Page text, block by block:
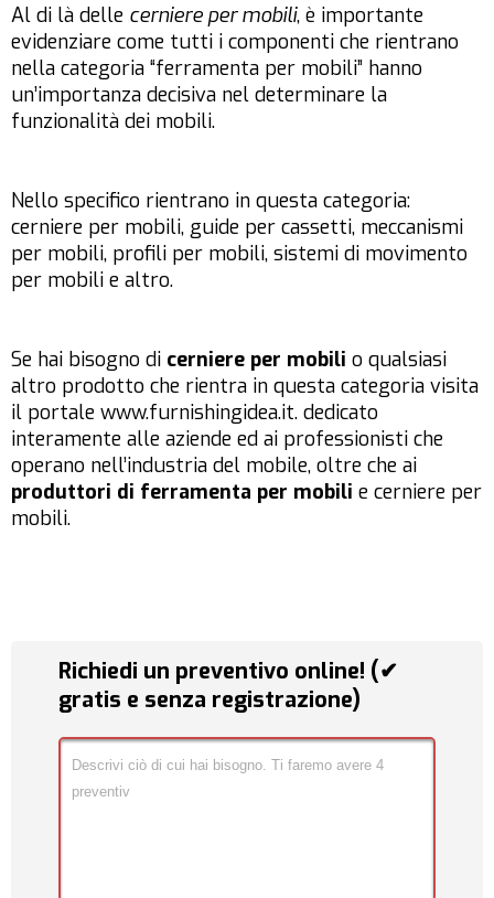
Al di là delle cerniere per mobili, è importante
evidenziare come tutti i componenti che rientrano
nella categoria “ferramenta per mobili” hanno
un’importanza decisiva nel determinare la
funzionalità dei mobili.
Nello specifico rientrano in questa categoria:
cerniere per mobili, guide per cassetti, meccanismi
per mobili, profili per mobili, sistemi di movimento
per mobili e altro.
Se hai bisogno di cerniere per mobili o qualsiasi
altro prodotto che rientra in questa categoria visita
il portale www.furnishingidea.it. dedicato
interamente alle aziende ed ai professionisti che
operano nell’industria del mobile, oltre che ai
produttori di ferramenta per mobili e cerniere per
mobili.
Richiedi un preventivo online! (✔
gratis e senza registrazione)